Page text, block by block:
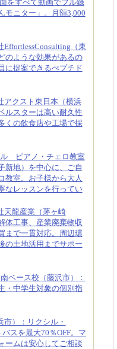
をすべて動画でフル録
モニター」。月額3,000
EffortlessConsulting（東
のような効果があるの
に提案できるぺプチド
アクスト東日本（横浜
ルスターは高い耐久性
くの飲食店や工場で採
ル ピアノ・チェロ教室
新地）を中心に、ご自
教室。お子様から大人
なレッスンを行ってい
天龍産業（茅ヶ崎
体工事、産業廃棄物収
まで一貫対応。周辺環
の土地活用までサポー
ベース校（藤沢市）：
・中学生対象の個別指
）：リクシル・
スを最大70％OFF。マ
ームは安心してご相談